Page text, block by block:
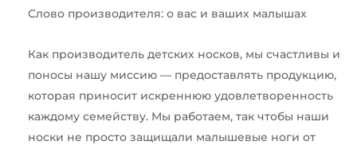
Слово производителя: о вас и ваших малышах
Как производитель детских носков, мы счастливы и
поносы нашу миссию — предоставлять продукцию,
которая приносит искреннюю удовлетворенность
каждому семейству. Мы работаем, так чтобы наши
носки не просто защищали малышевые ноги от